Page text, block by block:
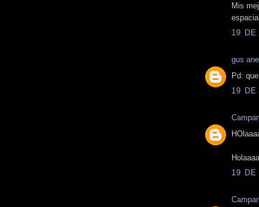
Mis
19
gus
Pd:
19
19